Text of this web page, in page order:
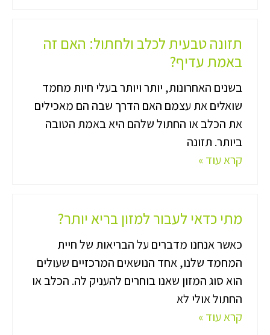
תזונה טבעית לכלב ולחתול: האם זה
באמת עדיף?
בשנים האחרונות, יותר ויותר בעלי חיות מחמד
שואלים את עצמם האם הדרך שבה הם מאכילים
את הכלב או החתול שלהם היא באמת הטובה
ביותר. תזונה
קרא עוד »
מתי כדאי לעבור למזון בריא יותר?
כאשר אנחנו מדברים על הבריאות של חיית
המחמד שלנו, אחד הנושאים המרכזיים שעולים
הוא סוג המזון שאנו בוחרים להעניק לה. הכלב או
החתול אולי לא
קרא עוד »